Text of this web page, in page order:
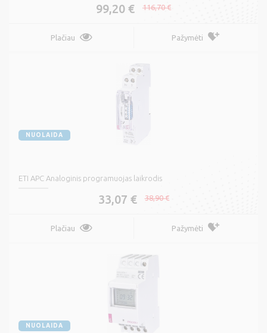
99,20 € 116,70 €
Plačiau Pažymėti
NUOLAIDA
ETI APC Analoginis programuojas laikrodis
33,07 € 38,90 €
Plačiau Pažymėti
NUOLAIDA